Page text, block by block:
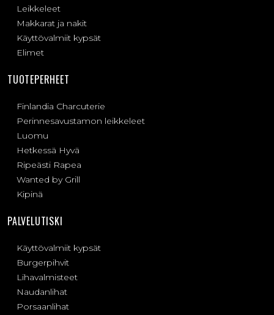
Leikkeleet
Makkarat ja nakit
Käyttövalmiit kypsät
Elimet
TUOTEPERHEET
Finlandia Charcuterie
Perinnesavustamon leikkeleet
Luomu
Hetkessä Hyvä
Ripeästi Rapea
Wanted by Grill
Kipinä
PALVELUTISKI
Käyttövalmiit kypsät
Burgerpihvit
Lihavalmisteet
Naudanlihat
Porsaanlihat